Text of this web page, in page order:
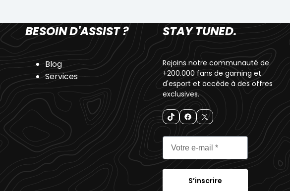
BESOIN D'ASSIST ?
Blog
Services
STAY TUNED.
Rejoins notre communauté de
+200.000 fans de gaming et
d'esport et accède à des offres
exclusives.
S’inscrire